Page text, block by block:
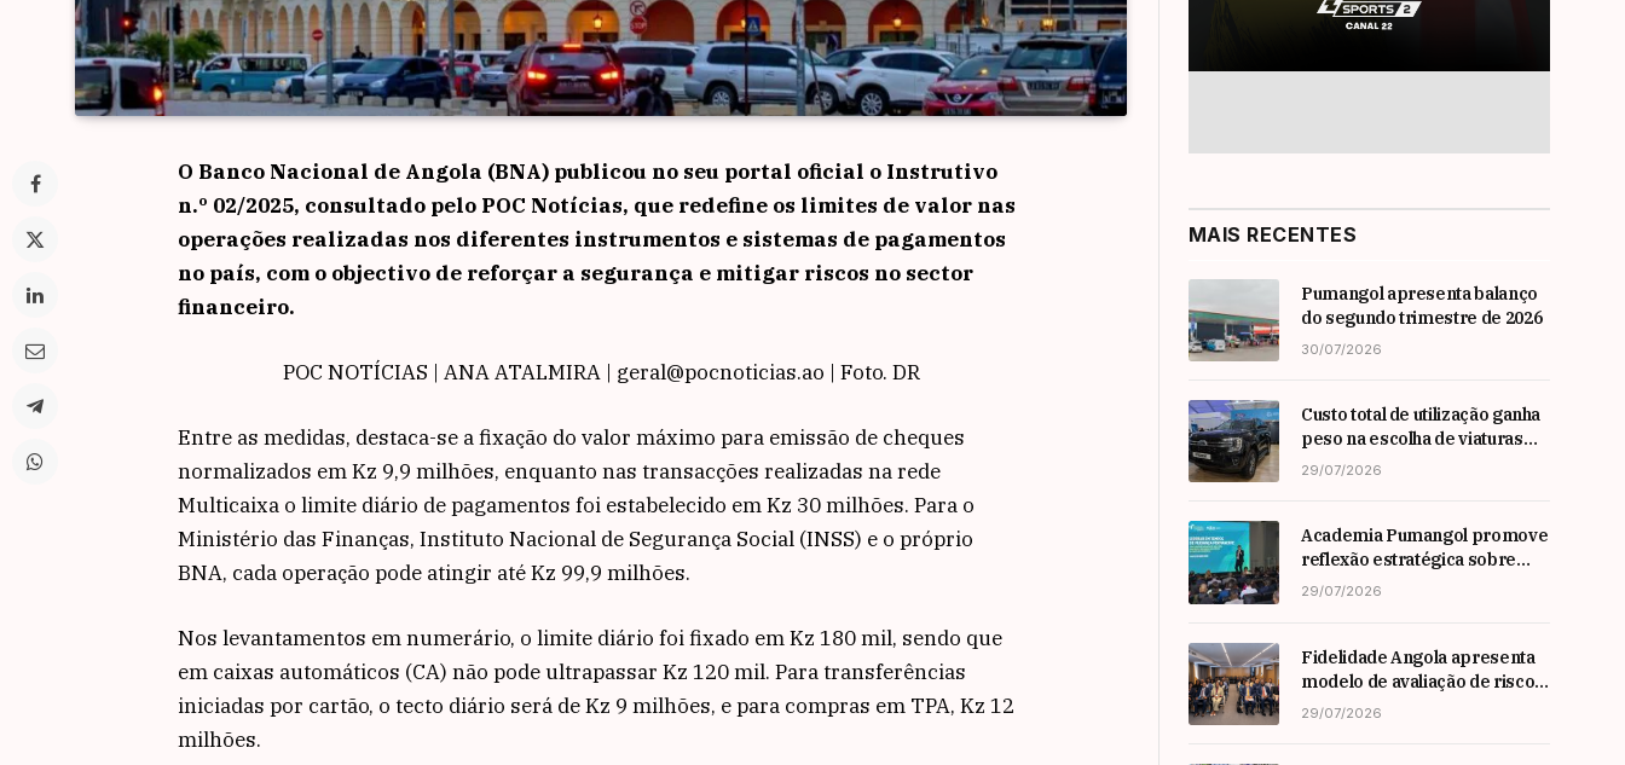
O Banco Nacional de Angola (BNA) publicou no seu portal oficial o Instrutivo
n.º 02/2025, consultado pelo POC Notícias, que redefine os limites de valor nas
operações realizadas nos diferentes instrumentos e sistemas de pagamentos
no país, com o objectivo de reforçar a segurança e mitigar riscos no sector
financeiro.
POC NOTÍCIAS | ANA ATALMIRA | geral@pocnoticias.ao | Foto. DR
Entre as medidas, destaca-se a fixação do valor máximo para emissão de cheques
normalizados em Kz 9,9 milhões, enquanto nas transacções realizadas na rede
Multicaixa o limite diário de pagamentos foi estabelecido em Kz 30 milhões. Para o
Ministério das Finanças, Instituto Nacional de Segurança Social (INSS) e o próprio
BNA, cada operação pode atingir até Kz 99,9 milhões.
Nos levantamentos em numerário, o limite diário foi fixado em Kz 180 mil, sendo que
em caixas automáticos (CA) não pode ultrapassar Kz 120 mil. Para transferências
iniciadas por cartão, o tecto diário será de Kz 9 milhões, e para compras em TPA, Kz 12
milhões.
MAIS RECENTES
Pumangol apresenta balanço
do segundo trimestre de 2026
30/07/2026
Custo total de utilização ganha
peso na escolha de viaturas
em angola
29/07/2026
Academia Pumangol promove
reflexão estratégica sobre
liderança e inovação com
29/07/2026
Fidelidade Angola apresenta
modelo de avaliação de risco
em Workshop da ARSEG
29/07/2026